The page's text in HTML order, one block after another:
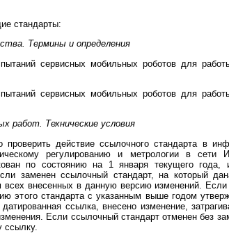
стандарты:
Термины и определения
сервисных мобильных роботов для
сервисных мобильных роботов для
работ. Технические условия
действие ссылочного стандарта в
регулированию и метрологии в сети
по состоянию на 1 января текущего года,
заменен ссылочный стандарт, на который
внесенных в данную версию изменений.
этого стандарта с указанным выше годом
ссылка, внесено изменение,
Если ссылочный стандарт отменен без
ссылку.